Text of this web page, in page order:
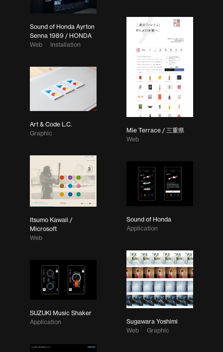
Sound of Honda Ayrton
Senna 1989 / HONDA
Web
Installation
Mie Terrace / 三重県
Web
Art & Code L.C.
Graphic
Itsumo Kawaii /
Microsoft
Web
Sound of Honda
Application
Sugawara Yoshimi
Web
Graphic
SUZUKI Music Shaker
Application